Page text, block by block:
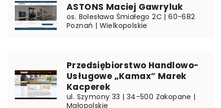
ASTONS Maciej Gawryluk
os. Bolesława Śmiałego 2C | 60-682
Poznań | Wielkopolskie
Przedsiębiorstwo Handlowo-
Usługowe „Kamax” Marek
Kacperek
ul. Szymony 33 | 34-500 Zakopane |
Małopolskie